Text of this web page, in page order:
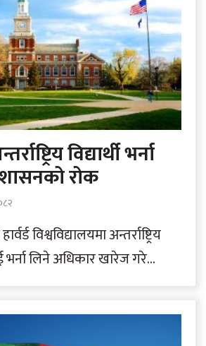
विद्यार्थी भर्ना
रोक
विश्वविद्यालयमा अन्तर्राष्ट्रिय
भर्ना लिने अधिकार खारेज गरेको